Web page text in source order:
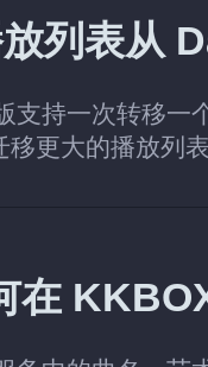
列表从
支持一次转移一
更大的播放列